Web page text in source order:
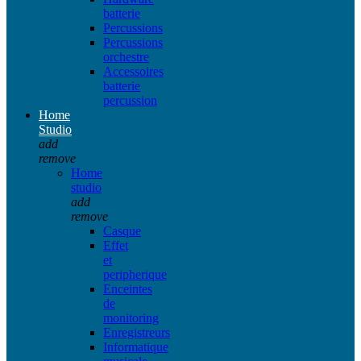
batterie
Percussions
Percussions
orchestre
Accessoires
batterie
percussion
Home
Studio
add
remove
Home
studio
add
remove
Casque
Effet
et
peripherique
Enceintes
de
monitoring
Enregistreurs
Informatique